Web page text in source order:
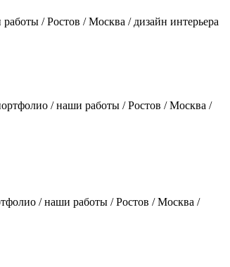
/ Ростов / Москва / дизайн интерьера
/ наши работы / Ростов / Москва /
/ наши работы / Ростов / Москва /